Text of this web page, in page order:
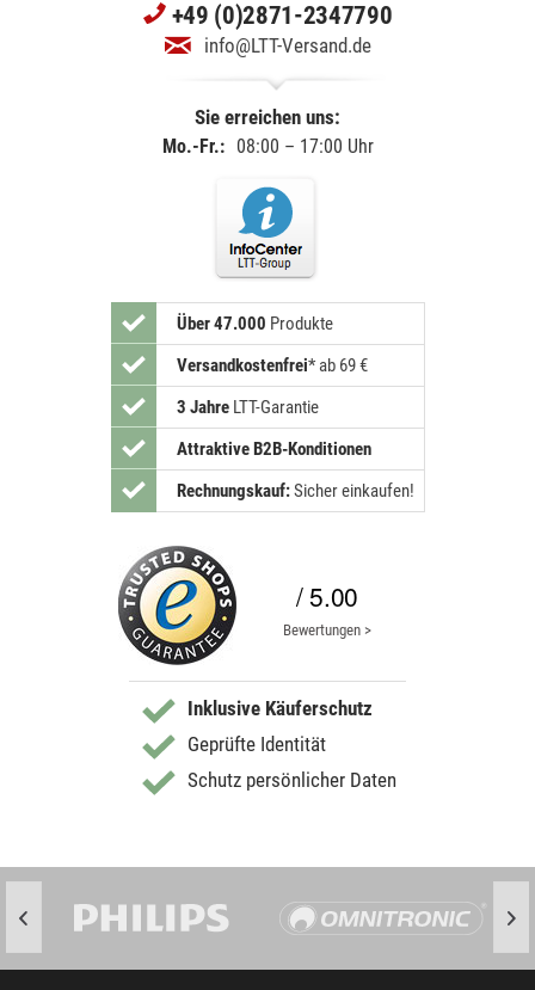
+49 (0)2871-2347790
info@LTT-Versand.de
Sie erreichen uns:
Mo.-Fr.: 08:00 – 17:00 Uhr
Über 47.000 Produkte
Versandkostenfrei* ab 69 €
3 JahreLTT-Garantie
Attraktive B2B-Konditionen
Rechnungskauf:Sicher einkaufen!
/ 5.00
Bewertungen >
Inklusive Käuferschutz
Geprüfte Identität
Schutz persönlicher Daten